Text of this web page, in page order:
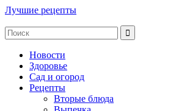
Лучшие рецепты
Новости
Здоровье
Сад и огород
Рецепты
Вторые блюда